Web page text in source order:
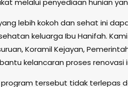
melalui penyediaan hunian
lebih kokoh dan sehat ini
keluarga Ibu Hanifah.
Koramil Kejayan,
kelancaran proses renovasi
program tersebut tidak terlepas